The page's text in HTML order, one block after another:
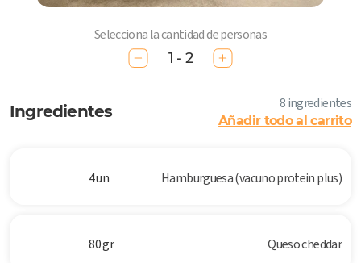
Selecciona la cantidad de personas
1 - 2
Ingredientes 8 ingredientes
Añadir todo al carrito
4 un Hamburguesa (vacuno protein plus)
80 gr Queso cheddar